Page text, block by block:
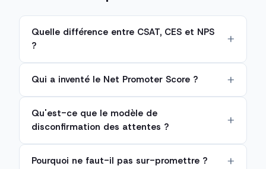
Quelle différence entre CSAT, CES et NPS
?
Qui a inventé le Net Promoter Score ?
Qu'est-ce que le modèle de
disconfirmation des attentes ?
Pourquoi ne faut-il pas sur-promettre ?